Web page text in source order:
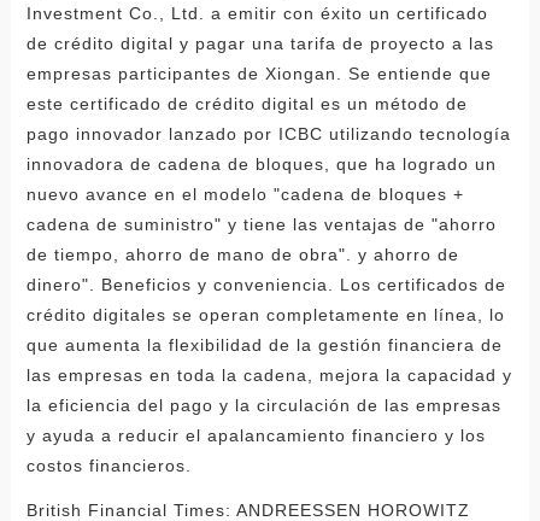
Investment Co., Ltd. a emitir con éxito un certificado
de crédito digital y pagar una tarifa de proyecto a las
empresas participantes de Xiongan. Se entiende que
este certificado de crédito digital es un método de
pago innovador lanzado por ICBC utilizando tecnología
innovadora de cadena de bloques, que ha logrado un
nuevo avance en el modelo "cadena de bloques +
cadena de suministro" y tiene las ventajas de "ahorro
de tiempo, ahorro de mano de obra". y ahorro de
dinero". Beneficios y conveniencia. Los certificados de
crédito digitales se operan completamente en línea, lo
que aumenta la flexibilidad de la gestión financiera de
las empresas en toda la cadena, mejora la capacidad y
la eficiencia del pago y la circulación de las empresas
y ayuda a reducir el apalancamiento financiero y los
costos financieros.
British Financial Times: ANDREESSEN HOROWITZ